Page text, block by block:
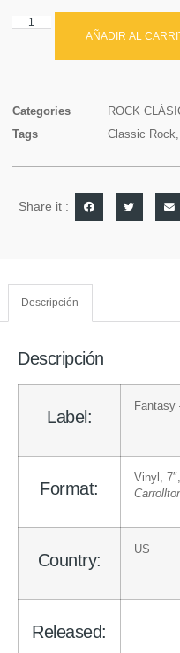
AÑADIR AL
Categories ROCK
Tags
Classic Rock,
Share it :
Descripción
Descripción
Label:
Fantasy
Format:
Vinyl ,
Country:
US
Released: